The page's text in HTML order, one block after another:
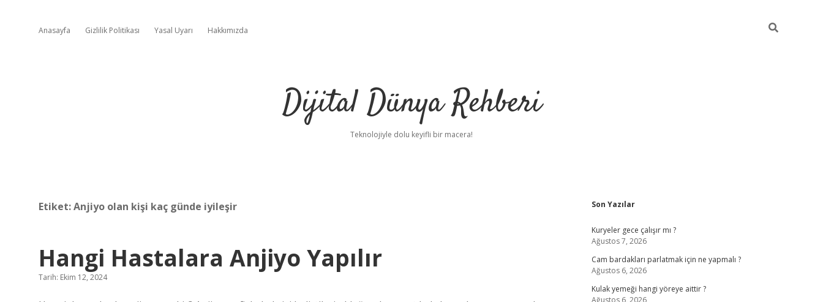
Anasayfa Gizlilik Politikası Yasal Uyarı Hakkımızda
Dijital Dünya Rehberi
Teknolojiyle dolu keyifli bir macera!
Etiket:Anjiyo olan kişi kaç günde iyileşir
Hangi Hastalara Anjiyo Yapılır
Tarih: Ekim 12, 2024
Sidebar
Son Yazılar
Kuryeler gece çalışır mı ?
Ağustos 7, 2026
Cam bardakları parlatmak için ne yapmalı ?
Ağustos 6, 2026
Kulak yemeği hangi yöreye aittir ?
Ağustos 6, 2026